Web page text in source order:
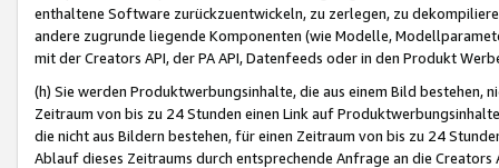
enthaltene Software zurückzuentwickeln, zu zerlegen, zu
andere zugrunde liegende Komponenten (wie Modelle,
mit der Creators API, der PA API, Datenfeeds oder in den Produkt
(h) Sie werden Produktwerbungsinhalte, die aus einem Bild bestehen,
Zeitraum von bis zu 24 Stunden einen Link auf
die nicht aus Bildern bestehen, für einen Zeitraum von bis zu 24
Ablauf dieses Zeitraums durch entsprechende Anfrage an die